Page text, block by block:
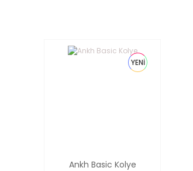
YENİ
Ankh Basic Kolye